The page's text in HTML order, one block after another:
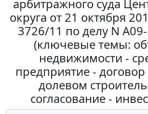
арбитражного суда
округа от 21 октября
3726/11 по делу N
(ключевые темы:
недвижимости -
предприятие - договор
долевом
согласование -